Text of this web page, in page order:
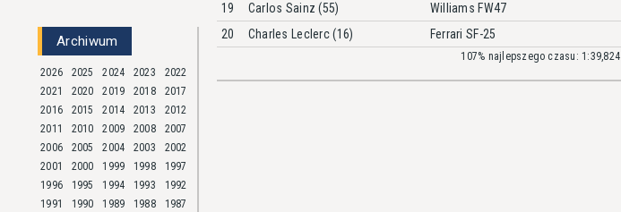
Archiwum
2026 2025 2024 2023
2022
2021
2020 2019 2018
2017
2016
2015 2014 2013
2012
2011
2010 2009 2008
2007
2006
2005 2004 2003
2002
2001
2000 1999 1998
1997
1996
1995 1994 1993
1992
1991
1990 1989 1988 1987
19
Carlos Sainz (55) Williams FW47
20
Charles Leclerc (16) Ferrari SF-25
107% najlepszego czasu: 1:39,824